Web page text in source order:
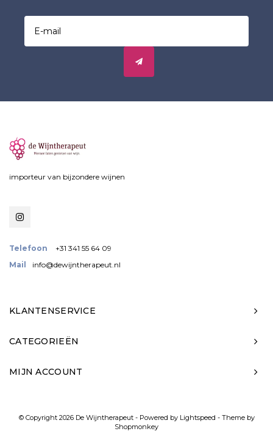
importeur van bijzondere wijnen
Telefoon
+31 341 55 64 09
Mail
info@dewijntherapeut.nl
KLANTENSERVICE
CATEGORIEËN
MIJN ACCOUNT
© Copyright 2026 De Wijntherapeut - Powered by Lightspeed - Theme by
Shopmonkey